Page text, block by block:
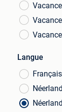
Langue
Français